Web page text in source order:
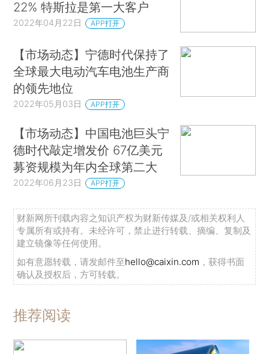
22% 特斯拉是第一大客户
2022年04月22日 APP打开
【市场动态】宁德时代保持了
全球最大电动汽车电池生产商
的领先地位
2022年05月03日 APP打开
【市场动态】中国电池巨头宁
德时代敲定增发价 67亿美元
募资规模为年内全球第二大
2022年06月23日 APP打开
财新网所刊载内容之知识产权为财新传媒及/或相关权利人
专属所有或持有。未经许可，禁止进行转载、摘编、复制及
建立镜像等任何使用。
如有意愿转载，请发邮件至hello@caixin.com ，获得书面
确认及授权后，方可转载。
推荐阅读